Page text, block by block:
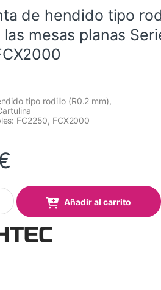
de hendido tipo
las mesas planas
tipo rodillo (R0.2 mm),
FC2250, FCX2000
tipo rodillo (R0.2 mm), para
Añadir al carrito